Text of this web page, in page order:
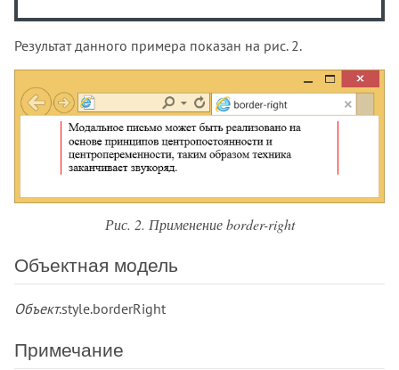
Результат данного примера показан на рис. 2.
Рис. 2. Применение border-right
Объектная модель
Объект.style.borderRight
Примечание
background-color
background-origin
background-position
background-position-x
background-position-y
background-repeat
background-size
border
border-block
border-block-color
border-block-end-color